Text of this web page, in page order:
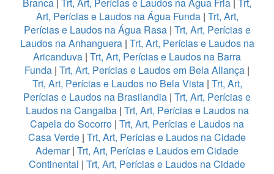
Branca | Trt, Art, Perícias e Laudos na Água Fria | Trt,
Art, Perícias e Laudos na Água Funda| Trt, Art,
Perícias e Laudos na Água Rasa | Trt, Art, Perícias e
Laudos na Anhanguera| Trt, Art, Perícias e Laudos na
Aricanduva | Trt, Art, Perícias e Laudos na Barra
Funda | Trt, Art, Perícias e Laudos em Bela Aliança |
Trt, Art, Perícias e Laudos no Bela Vista| Trt, Art,
Perícias e Laudos na Brasilandia | Trt, Art, Perícias e
Laudos na Cangaiba| Trt, Art, Perícias e Laudos na
Capela do Socorro | Trt, Art, Perícias e Laudos na
Casa Verde | Trt, Art, Perícias e Laudos na Cidade
Ademar| Trt, Art, Perícias e Laudos em Cidade
Continental | Trt, Art, Perícias e Laudos na Cidade